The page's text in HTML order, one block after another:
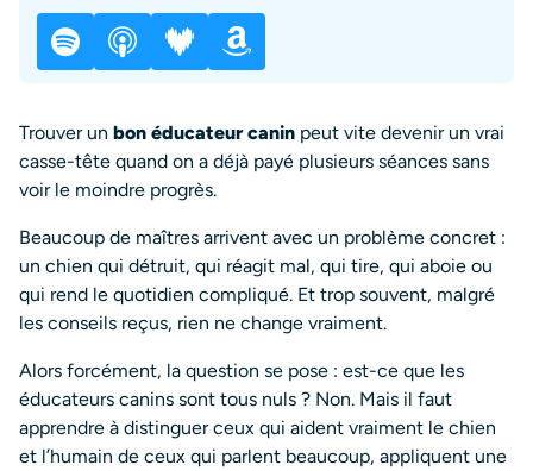
Trouver un bon éducateur canin peut vite devenir un vrai
casse-tête quand on a déjà payé plusieurs séances sans
voir le moindre progrès.
Beaucoup de maîtres arrivent avec un problème concret :
un chien qui détruit, qui réagit mal, qui tire, qui aboie ou
qui rend le quotidien compliqué. Et trop souvent, malgré
les conseils reçus, rien ne change vraiment.
Alors forcément, la question se pose : est-ce que les
éducateurs canins sont tous nuls ? Non. Mais il faut
apprendre à distinguer ceux qui aident vraiment le chien
et l’humain de ceux qui parlent beaucoup, appliquent une